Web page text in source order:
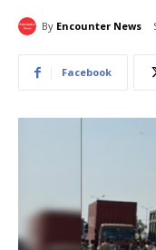
By Encounter News
Facebook